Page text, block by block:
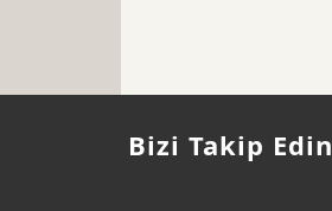
Bizi Takip Edin